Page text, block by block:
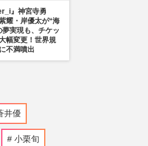
』神宮寺勇
耀・岸優太が“海
夢実現も、チケッ
幅変更！世界規
不満噴出
井優
小栗旬